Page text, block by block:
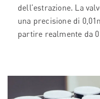
dell’estrazione. La
una precisione di
partire realmente da